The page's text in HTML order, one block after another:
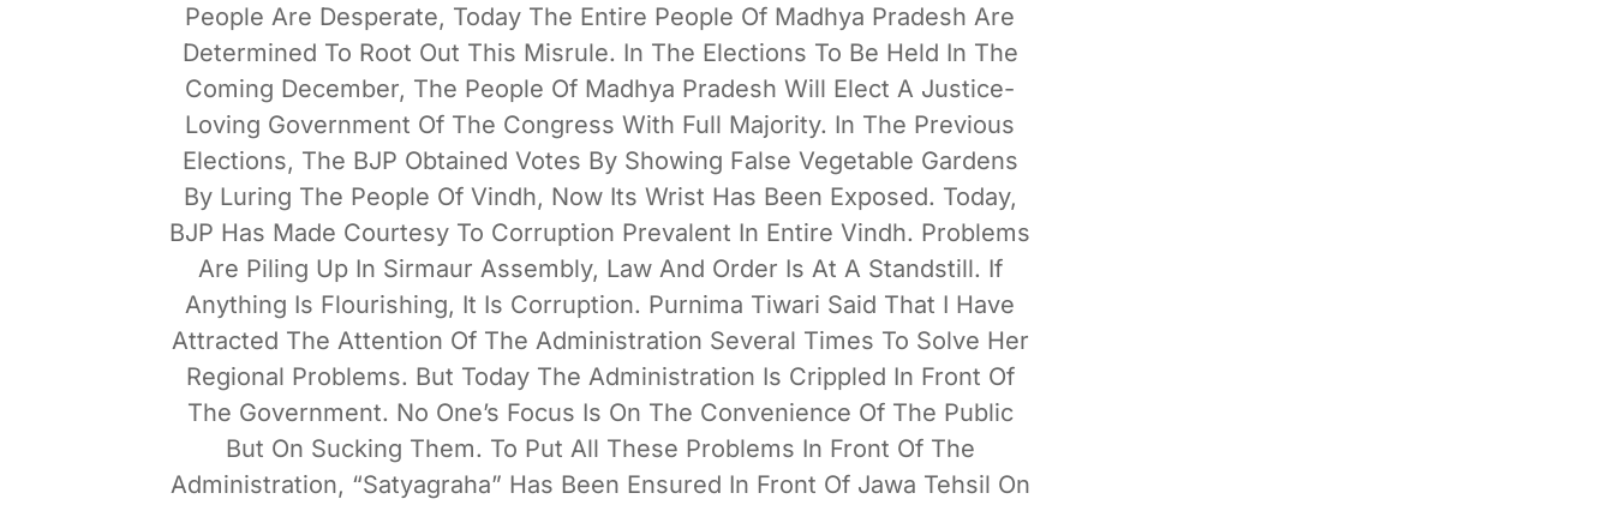
People Are Desperate, Today The Entire People Of Madhya Pradesh Are
Determined To Root Out This Misrule. In The Elections To Be Held In The
Coming December, The People Of Madhya Pradesh Will Elect A Justice-
Loving Government Of The Congress With Full Majority. In The Previous
Elections, The BJP Obtained Votes By Showing False Vegetable Gardens
By Luring The People Of Vindh, Now Its Wrist Has Been Exposed. Today,
BJP Has Made Courtesy To Corruption Prevalent In Entire Vindh. Problems
Are Piling Up In Sirmaur Assembly, Law And Order Is At A Standstill. If
Anything Is Flourishing, It Is Corruption. Purnima Tiwari Said That I Have
Attracted The Attention Of The Administration Several Times To Solve Her
Regional Problems. But Today The Administration Is Crippled In Front Of
The Government. No One’s Focus Is On The Convenience Of The Public
But On Sucking Them. To Put All These Problems In Front Of The
Administration, “Satyagraha” Has Been Ensured In Front Of Jawa Tehsil On